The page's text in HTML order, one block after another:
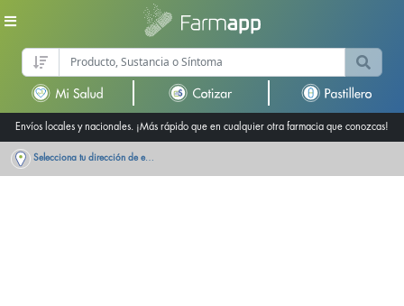
Envíos locales y nacionales. ¡Más rápido que en cualquier otra farmacia que conozcas!
Selecciona tu dirección de entrega